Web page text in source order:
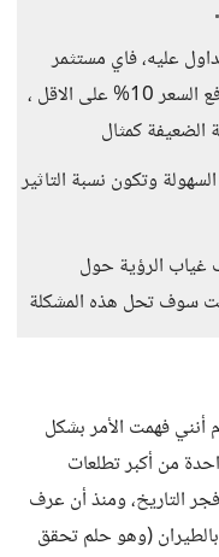
عليه، فاي مستثمر
قوي يضع جزء من اموالة داخلة يرفع السعر 10% على الاقل ،
كمثال
وتكون نسبة التاثير
غياب الرؤية حول
سوف تحل هذه المشكلة
فهمت الأمر بشكل
من أكبر تطلعات
التاريخ، ومنذ أن عرف
(وهو حلم تحقق